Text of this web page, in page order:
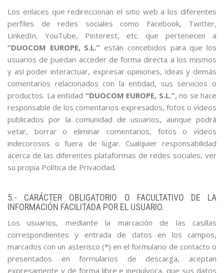
Los enlaces que redireccionan el sitio web a los diferentes
perfiles de redes sociales como Facebook, Twitter,
LinkedIn, YouTube, Pinterest, etc. que pertenecen a
“DUOCOM EUROPE, S.L.” están concebidos para que los
usuarios de puedan acceder de forma directa a los mismos
y así poder interactuar, expresar opiniones, ideas y demás
comentarios relacionados con la entidad, sus servicios o
productos. La entidad “DUOCOM EUROPE, S.L.”, no se hace
responsable de los comentarios expresados, fotos o vídeos
publicados por la comunidad de usuarios, aunque podrá
vetar, borrar o eliminar comentarios, fotos o vídeos
indecorosos o fuera de lugar. Cualquier responsabilidad
acerca de las diferentes plataformas de redes sociales, ver
su propia Política de Privacidad.
5.- CARÁCTER OBLIGATORIO O FACULTATIVO DE LA
INFORMACIÓN FACILITADA POR EL USUARIO.
Los usuarios, mediante la marcación de las casillas
correspondientes y entrada de datos en los campos,
marcados con un asterisco (*) en el formulario de contacto o
presentados en formularios de descarga, aceptan
expresamente y de forma libre e inequívoca, que sus datos